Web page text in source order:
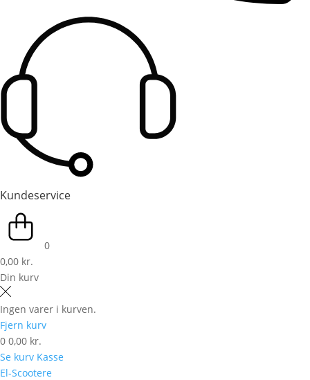
Kundeservice
0
0,00 kr.
Din kurv
Ingen varer i kurven.
Fjern kurv
0 0,00 kr.
Se kurv Kasse
El-Scootere